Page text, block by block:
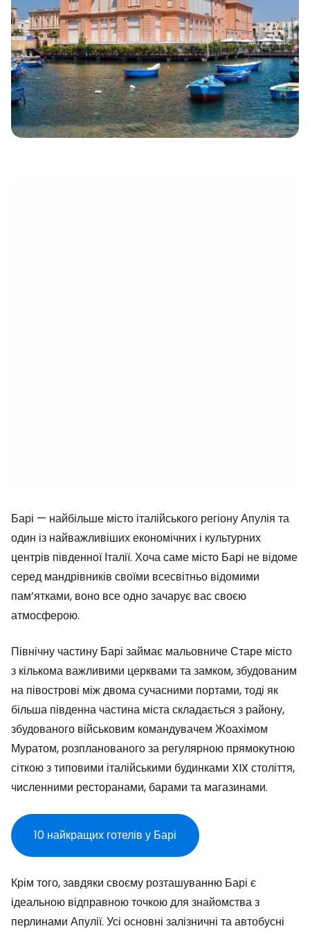
Барі — найбільше місто італійського регіону Апулія та
один із найважливіших економічних і культурних
центрів південної Італії. Хоча саме місто Барі не відоме
серед мандрівників своїми всесвітньо відомими
пам’ятками, воно все одно зачарує вас своєю
атмосферою.
Північну частину Барі займає мальовниче Старе місто
з кількома важливими церквами та замком, збудованим
на півострові між двома сучасними портами, тоді як
більша південна частина міста складається з району,
збудованого військовим командувачем Жоахімом
Муратом, розпланованого за регулярною прямокутною
сіткою з типовими італійськими будинками XIX століття,
численними ресторанами, барами та магазинами.
10 найкращих готелів у Барі
Крім того, завдяки своєму розташуванню Барі є
ідеальною відправною точкою для знайомства з
перлинами Апулії. Усі основні залізничні та автобусні